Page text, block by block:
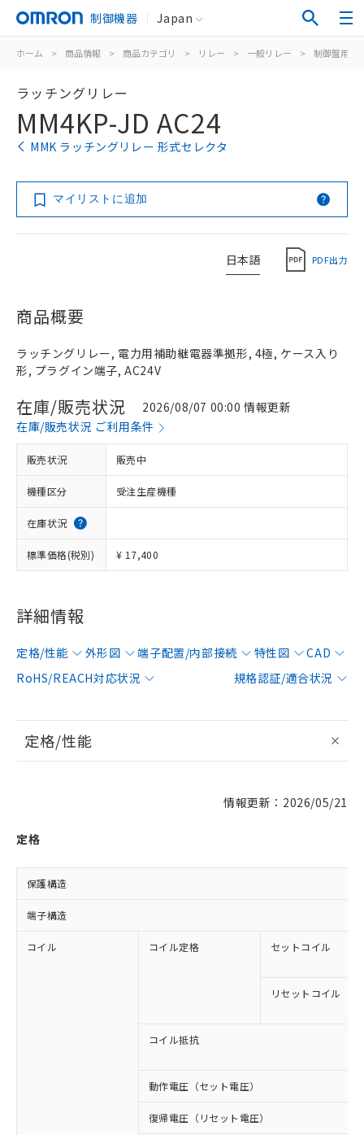
制御機器 Japan
ホーム > 商品情報 > 商品カテゴリ > リレー > 一般リレー > 制御盤用
ラッチングリレー
MM4KP-JD AC24
MMK ラッチングリレー 形式セレクタ
マイリストに追加
日本語 PDF出力
商品概要
ラッチングリレー, 電力用補助継電器準拠形, 4極, ケース入り
形, プラグイン端子, AC24V
在庫/販売状況
2026/08/07 00:00 情報更新
在庫/販売状況 ご利用条件
販売状況 販売中
機種区分 受注生産機種
在庫状況
標準価格(税別) ¥ 17,400
詳細情報
定格/性能 外形図 端子配置/内部接続 特性図
CAD
RoHS/REACH対応状況
規格認証/適合状況
定格/性能
情報更新：2026/05/21
定格
保護構造
端子構造
コイル コイル定格 セットコイル
リセットコイル
コイル抵抗
動作電圧（セット電圧）
復帰電圧（リセット電圧）